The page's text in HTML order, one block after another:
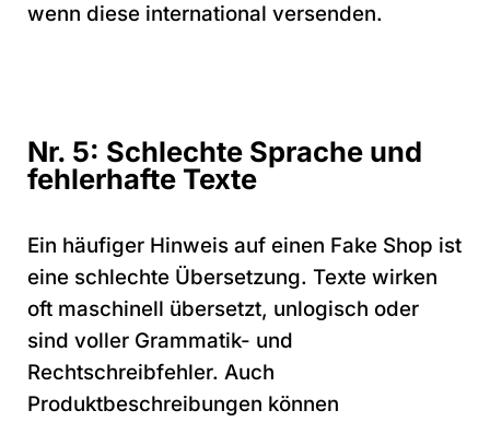
wenn diese international versenden.
Nr. 5: Schlechte Sprache und
fehlerhafte Texte
Ein häufiger Hinweis auf einen Fake Shop ist
eine schlechte Übersetzung. Texte wirken
oft maschinell übersetzt, unlogisch oder
sind voller Grammatik- und
Rechtschreibfehler. Auch
Produktbeschreibungen können